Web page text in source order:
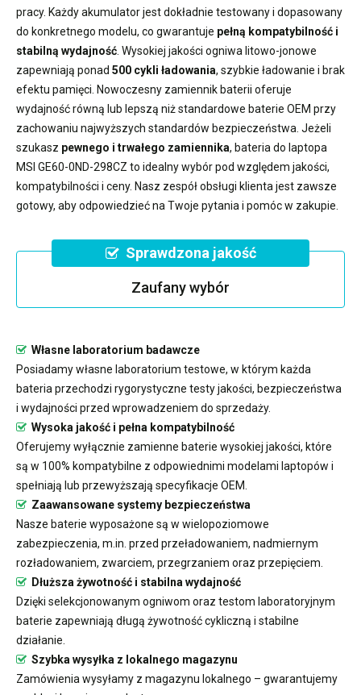
pracy. Każdy akumulator jest dokładnie testowany i dopasowany
do konkretnego modelu, co gwarantuje pełną kompatybilność i
stabilną wydajność . Wysokiej jakości ogniwa litowo-jonowe
zapewniają ponad 500 cykli ładowania, szybkie ładowanie i brak
efektu pamięci. Nowoczesny zamiennik baterii oferuje
wydajność równą lub lepszą niż standardowe baterie OEM przy
zachowaniu najwyższych standardów bezpieczeństwa. Jeżeli
szukasz pewnego i trwałego zamiennika, bateria do laptopa
MSI GE60-0ND-298CZ to idealny wybór pod względem jakości,
kompatybilności i ceny. Nasz zespół obsługi klienta jest zawsze
gotowy, aby odpowiedzieć na Twoje pytania i pomóc w zakupie.
Sprawdzona jakość
Zaufany wybór
Własne laboratorium badawcze
Posiadamy własne laboratorium testowe, w którym każda
bateria przechodzi rygorystyczne testy jakości, bezpieczeństwa
i wydajności przed wprowadzeniem do sprzedaży.
Wysoka jakość i pełna kompatybilność
Oferujemy wyłącznie zamienne baterie wysokiej jakości, które
są w 100% kompatybilne z odpowiednimi modelami laptopów i
spełniają lub przewyższają specyfikacje OEM.
Zaawansowane systemy bezpieczeństwa
Nasze baterie wyposażone są w wielopoziomowe
zabezpieczenia, m.in. przed przeładowaniem, nadmiernym
rozładowaniem, zwarciem, przegrzaniem oraz przepięciem.
Dłuższa żywotność i stabilna wydajność
Dzięki selekcjonowanym ogniwom oraz testom laboratoryjnym
baterie zapewniają długą żywotność cykliczną i stabilne
działanie.
Szybka wysyłka z lokalnego magazynu
Zamówienia wysyłamy z magazynu lokalnego – gwarantujemy